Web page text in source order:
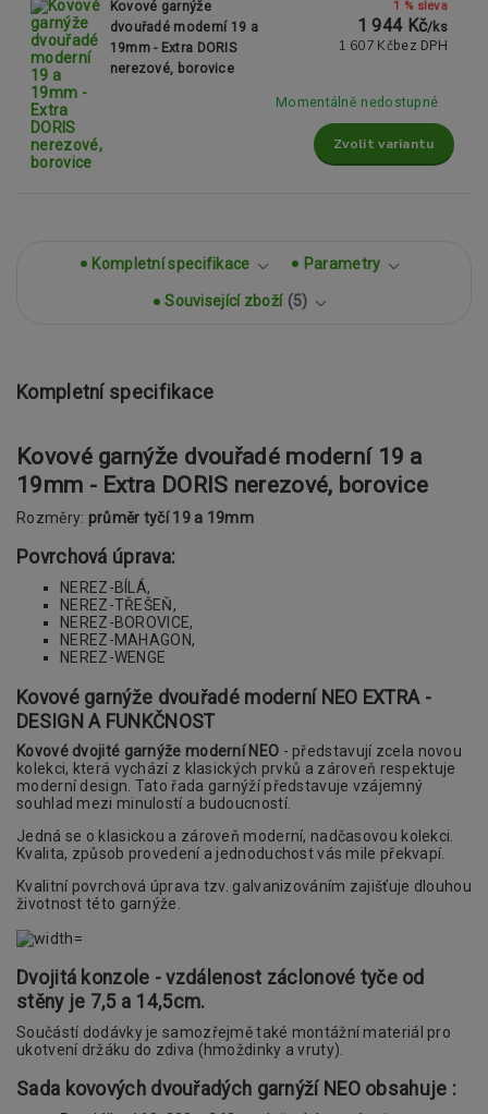
Kovové garnýže
dvouřadé moderní 19 a
19mm - Extra DORIS
nerezové, borovice
1 % sleva
1 944 Kč/ks
1 607 Kč bez DPH
Momentálně nedostupné
Zvolit variantu
Kompletní specifikace Parametry
Související zboží 5
Kompletní specifikace
Kovové garnýže dvouřadé moderní 19 a
19mm - Extra DORIS nerezové, borovice
Rozměry: průměr tyčí 19 a 19mm
Povrchová úprava:
NEREZ-BÍLÁ,
NEREZ-TŘEŠEŇ,
NEREZ-BOROVICE,
NEREZ-MAHAGON,
NEREZ-WENGE
Kovové garnýže dvouřadé moderní NEO EXTRA -
DESIGN A FUNKČNOST
Kovové dvojité garnýže moderní NEO - představují zcela novou
kolekci, která vychází z klasických prvků a zároveň respektuje
moderní design. Tato řada garnýží představuje vzájemný
souhlad mezi minulostí a budoucností.
Jedná se o klasickou a zároveň moderní, nadčasovou kolekci.
Kvalita, způsob provedení a jednoduchost vás mile překvapí.
Kvalitní povrchová úprava tzv. galvanizováním zajišťuje dlouhou
životnost této garnýže.
Dvojitá konzole - vzdálenost záclonové tyče od
stěny je 7,5 a 14,5cm.
Součástí dodávky je samozřejmě také montážní materiál pro
ukotvení držáku do zdiva (hmoždinky a vruty).
Sada kovových dvouřadých garnýží NEO obsahuje :